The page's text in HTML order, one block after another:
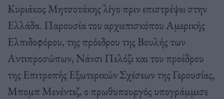
Κυριάκος Μητσοτάκης λίγο πριν επιστρέψει στην
Ελλάδα. Παρουσία του αρχιεπισκόπου Αμερικής
Ελπιδοφόρου, της πρόεδρου της Βουλής των
Αντιπροσώπων, Νάνσι Πελόζι και του προέδρου
της Επιτροπής Εξωτερικών Σχέσεων της Γερουσίας,
Μπομπ Μενέντεζ, ο πρωθυπουργός υπογράμμισε